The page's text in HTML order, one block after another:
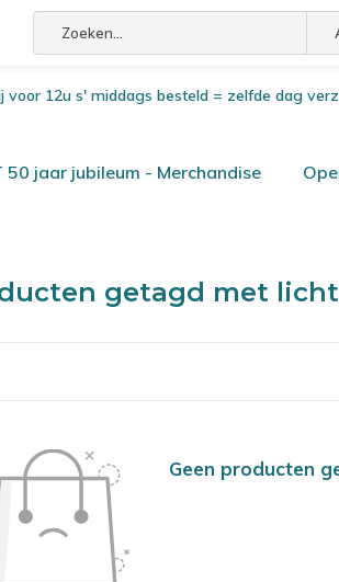
voor 12u s' middags besteld = zelfde dag
50 jaar jubileum - Merchandise
getagd met
Geen producten